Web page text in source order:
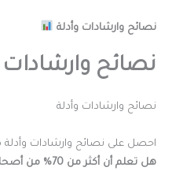
نصائح وارشادات وأدلة
نصائح وارشادات
نصائح وارشادات وأدلة
احصل على نصائح وارشادات وأدلة
هل تعلم أن أكثر